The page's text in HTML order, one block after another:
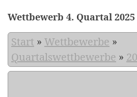
Wettbewerb 4. Quartal 2025
Start » Wettbewerbe »
Quartalswettbewerbe »